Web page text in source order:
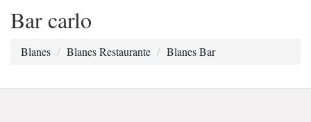
Bar carlo
Blanes Blanes Restaurante Blanes Bar